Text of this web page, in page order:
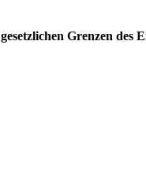
gesetzlichen Grenzen des